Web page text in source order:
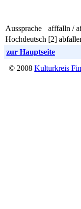
Aussprache
afffalln /
Hochdeutsch [2]
zur Hauptseite
© 2008 Kulturkreis